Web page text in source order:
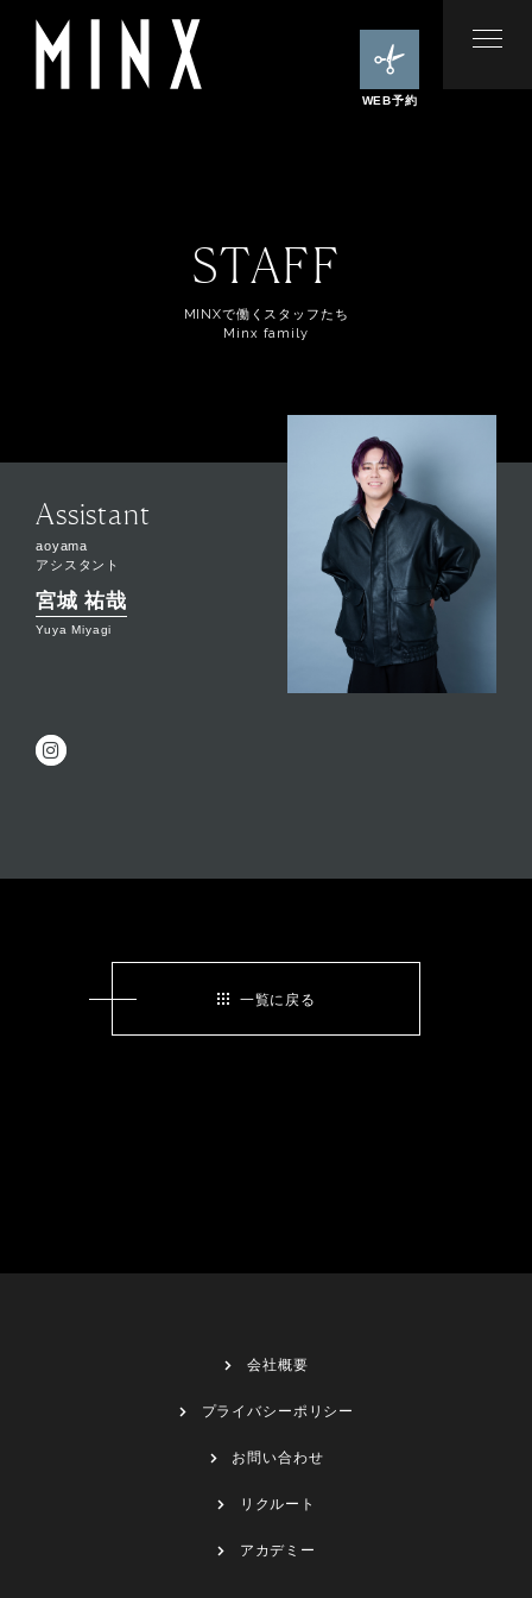
WEB予約
STAFF
MINXで働くスタッフたち
Minx family
Assistant
aoyama
アシスタント
宮城 祐哉
Yuya Miyagi
一覧に戻る
会社概要
プライバシーポリシー
お問い合わせ
リクルート
アカデミー